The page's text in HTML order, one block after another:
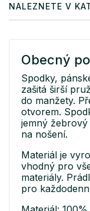
NALEZNETE V
Obecný
Spodky,
zašitá širší
do manžety.
otvorem.
jemný
na nošení.
Materiál je
vhodný pro
materiály.
pro